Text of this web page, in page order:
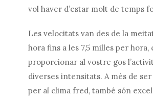
vol haver d’estar molt de temps
Les velocitats van des de la
hora fins a les 7,5 milles per hora,
proporcionar al vostre gos
diverses intensitats. A més de
per al clima fred, també són